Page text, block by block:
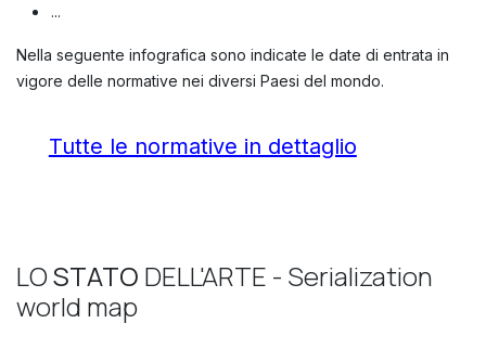
...
Nella seguente infografica sono indicate le date di entrata in
vigore delle normative nei diversi Paesi del mondo.
Tutte le normative in dettaglio
LOSTATO DELL'ARTE - Serialization
world map